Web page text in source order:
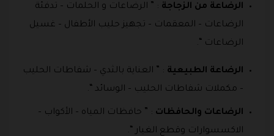
الرضاعة من الزجاجة : ” الرضاعات و الحلمات – تدفئة
الرضاعات – المعقمات – تجهيز حليب الأطفال – غسيل
الرضاعات “.
الرضاعة الطبيعية : ” العناية بالثدي – شفاطات الحليب
– مكملات شفاطات الحليب – الوسائد “.
الرضاعات والحافظات : ” حافظات المياه – الأكواب –
الاكسسوارات وقطع الغيار “.